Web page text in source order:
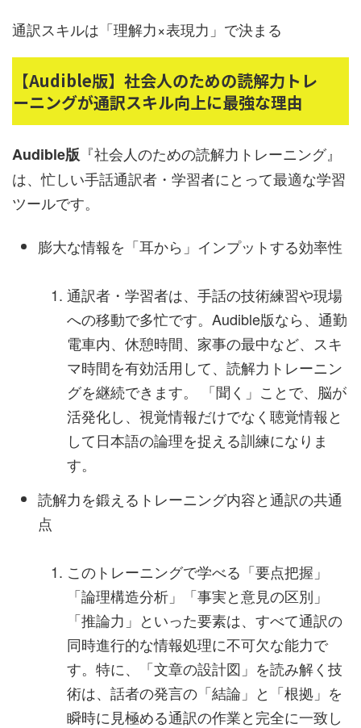
通訳スキルは「理解力×表現力」で決まる
【Audible版】社会人のための読解力トレ
ーニングが通訳スキル向上に最強な理由
Audible版 『社会人のための読解力トレーニング』
は、忙しい手話通訳者・学習者にとって最適な学習
ツールです。
膨大な情報を「耳から」インプットする効率性
通訳者・学習者は、手話の技術練習や現場
への移動で多忙です。Audible版なら、通勤
電車内、休憩時間、家事の最中など、スキ
マ時間を有効活用して、読解力トレーニン
グを継続できます。 「聞く」ことで、脳が
活発化し、視覚情報だけでなく聴覚情報と
して日本語の論理を捉える訓練になりま
す。
読解力を鍛えるトレーニング内容と通訳の共通
点
このトレーニングで学べる「要点把握」
「論理構造分析」「事実と意見の区別」
「推論力」といった要素は、すべて通訳の
同時進行的な情報処理に不可欠な能力で
す。特に、「文章の設計図」を読み解く技
術は、話者の発言の「結論」と「根拠」を
瞬時に見極める通訳の作業と完全に一致し